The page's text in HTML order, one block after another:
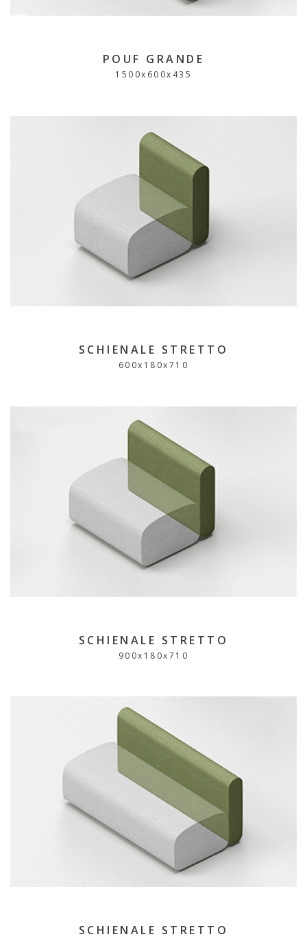
POUF GRANDE
1500x 600x 435
SCHIENALE STRETTO
600x 180x710
SCHIENALE STRETTO
900x 180x710
SCHIENALE STRETTO